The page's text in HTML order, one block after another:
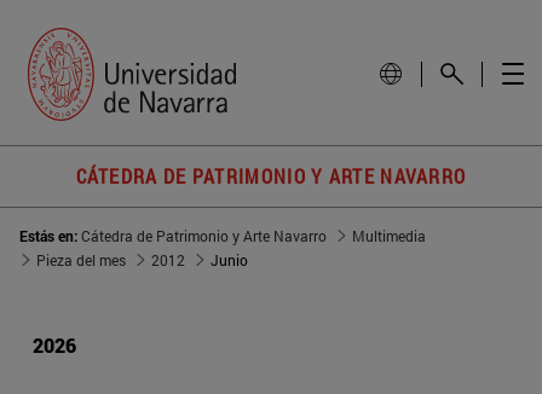
CÁTEDRA DE PATRIMONIO Y ARTE NAVARRO
Estás en:Cátedra de Patrimonio y Arte Navarro
Multimedia
Pieza del mes
2012 Junio
2026